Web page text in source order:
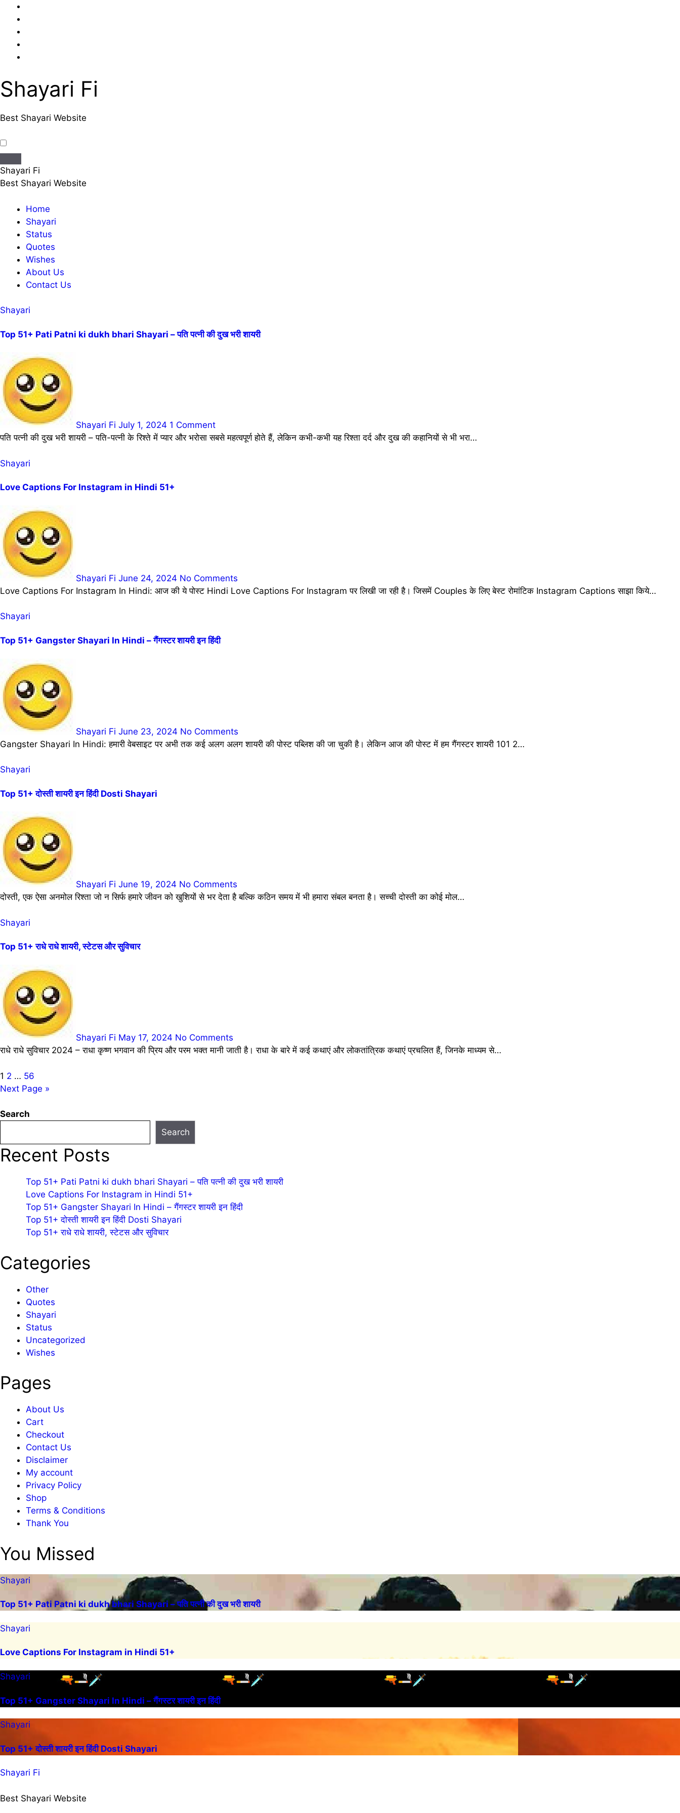
content
Shayari Fi
Best Shayari Website
Shayari Fi
Best Shayari Website
Home
Shayari
Status
Quotes
Wishes
About Us
Contact Us
Shayari
Top 51+ Pati Patni ki dukh bhari Shayari – पति पत्नी की दुख भरी शायरी
Shayari Fi July 1, 2024 1 Comment
पति पत्नी की दुख भरी शायरी – पति-पत्नी के रिश्ते में प्यार और भरोसा सबसे महत्वपूर्ण होते हैं, लेकिन कभी-कभी यह रिश्ता दर्द और दुख की कहानियों से भी भरा…
Shayari
Love Captions For Instagram in Hindi 51+
Shayari Fi June 24, 2024 No Comments
Love Captions For Instagram In Hindi: आज की ये पोस्ट Hindi Love Captions For Instagram पर लिखी जा रही है। जिसमें Couples के लिए बेस्ट रोमांटिक Instagram Captions साझा किये…
Shayari
Top 51+ Gangster Shayari In Hindi – गैंगस्टर शायरी इन हिंदी
Shayari Fi June 23, 2024 No Comments
Gangster Shayari In Hindi: हमारी वेबसाइट पर अभी तक कई अलग अलग शायरी की पोस्ट पब्लिश की जा चुकी है। लेकिन आज की पोस्ट में हम गैंगस्टर शायरी 101 2…
Shayari
Top 51+ दोस्ती शायरी इन हिंदी Dosti Shayari
Shayari Fi June 19, 2024 No Comments
दोस्ती, एक ऐसा अनमोल रिश्ता जो न सिर्फ हमारे जीवन को खुशियों से भर देता है बल्कि कठिन समय में भी हमारा संबल बनता है। सच्ची दोस्ती का कोई मोल…
Shayari
Top 51+ राधे राधे शायरी, स्टेटस और सुविचार
Shayari Fi May 17, 2024 No Comments
राधे राधे सुविचार 2024 – राधा कृष्ण भगवान की प्रिय और परम भक्त मानी जाती है। राधा के बारे में कई कथाएं और लोकतांत्रिक कथाएं प्रचलित हैं, जिनके माध्यम से…
Posts
pagination
1 2 … 56
Next Page »
Search
Search
Recent Posts
Top 51+ Pati Patni ki dukh bhari Shayari – पति पत्नी की दुख भरी शायरी
Love Captions For Instagram in Hindi 51+
Top 51+ Gangster Shayari In Hindi – गैंगस्टर शायरी इन हिंदी
Top 51+ दोस्ती शायरी इन हिंदी Dosti Shayari
Top 51+ राधे राधे शायरी, स्टेटस और सुविचार
Categories
Other
Quotes
Shayari
Status
Uncategorized
Wishes
Pages
About Us
Cart
Checkout
Contact Us
Disclaimer
My account
Privacy Policy
Shop
Terms & Conditions
Thank You
You Missed
Shayari
Top 51+ Pati Patni ki dukh bhari Shayari – पति पत्नी की दुख भरी शायरी
Shayari
Love Captions For Instagram in Hindi 51+
Shayari
Top 51+ Gangster Shayari In Hindi – गैंगस्टर शायरी इन हिंदी
Shayari
Top 51+ दोस्ती शायरी इन हिंदी Dosti Shayari
Shayari Fi
Best Shayari Website